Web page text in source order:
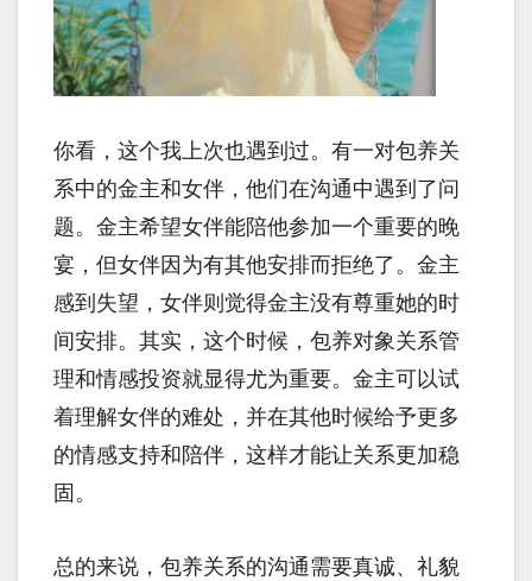
你看，这个我上次也遇到过。有一对包养关
系中的金主和女伴，他们在沟通中遇到了问
题。金主希望女伴能陪他参加一个重要的晚
宴，但女伴因为有其他安排而拒绝了。金主
感到失望，女伴则觉得金主没有尊重她的时
间安排。其实，这个时候，包养对象关系管
理和情感投资就显得尤为重要。金主可以试
着理解女伴的难处，并在其他时候给予更多
的情感支持和陪伴，这样才能让关系更加稳
固。
总的来说，包养关系的沟通需要真诚、礼貌